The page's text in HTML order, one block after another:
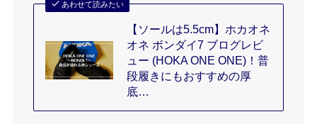
あわせて読みたい
【ソールは5.5cm】ホカオネ
オネ ボンダイ7 ブログレビ
ュー (HOKA ONE ONE)！普
段履きにもおすすめの厚
底…